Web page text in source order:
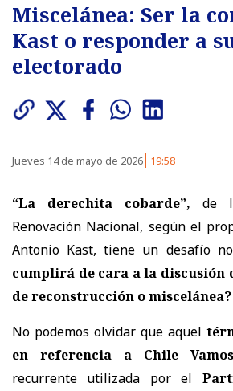
Miscelánea: Ser la
Kast o responder a
electorado
Jueves 14 de mayo de 2026 19:58
“La derechita cobarde”, de
Renovación Nacional, según el
Antonio Kast, tiene un desafío
cumplirá de cara a la discusión
de reconstrucción o miscelánea?
No podemos olvidar que aquel
en referencia a Chile Vamos
recurrente utilizada por el